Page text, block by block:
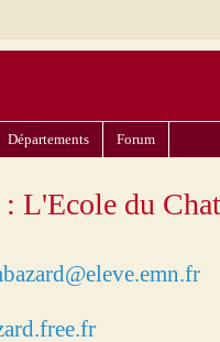
Départements
Forum
L'Ecole du Chat